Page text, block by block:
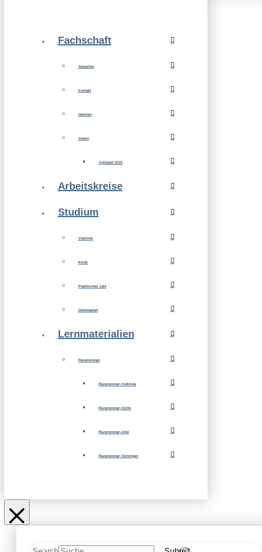
Fachschaft
Aktuelles
Kontakt
Gremien
Verein
Vorstand 2025
Arbeitskreise
Studium
Vorklinik
Klinik
Praktisches Jahr
Doktorarbeit
Lernmaterialien
Rezensionen
Rezensionen Vorklinik
Rezensionen Klinik
Rezensionen Anki
Rezensionen Sonstiges